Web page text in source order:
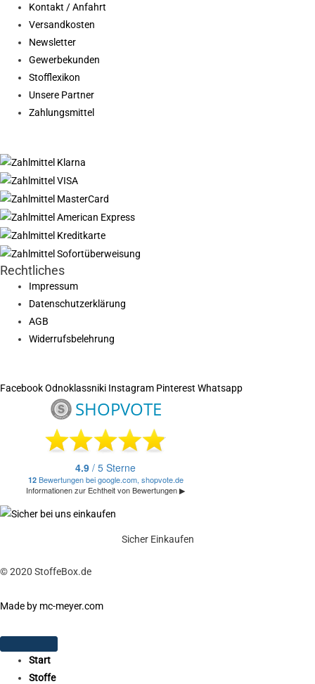
Kontakt / Anfahrt
Versandkosten
Newsletter
Gewerbekunden
Stofflexikon
Unsere Partner
Zahlungsmittel
Rechtliches
Impressum
Datenschutzerklärung
AGB
Widerrufsbelehrung
FacebookOdnoklassniki Instagram Pinterest Whatsapp
Sicher Einkaufen
© 2020 StoffeBox.de
Made by mc-meyer.com
Start
Stoffe